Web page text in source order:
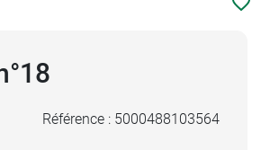
Référence : 5000488103564